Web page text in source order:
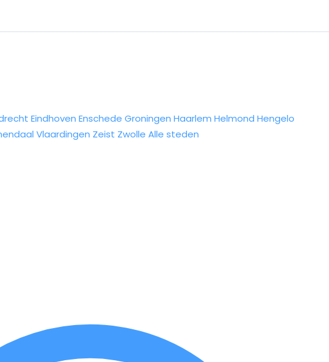
Eindhoven Enschede Groningen Haarlem Helmond Hengelo
Vlaardingen Zeist Zwolle Alle steden